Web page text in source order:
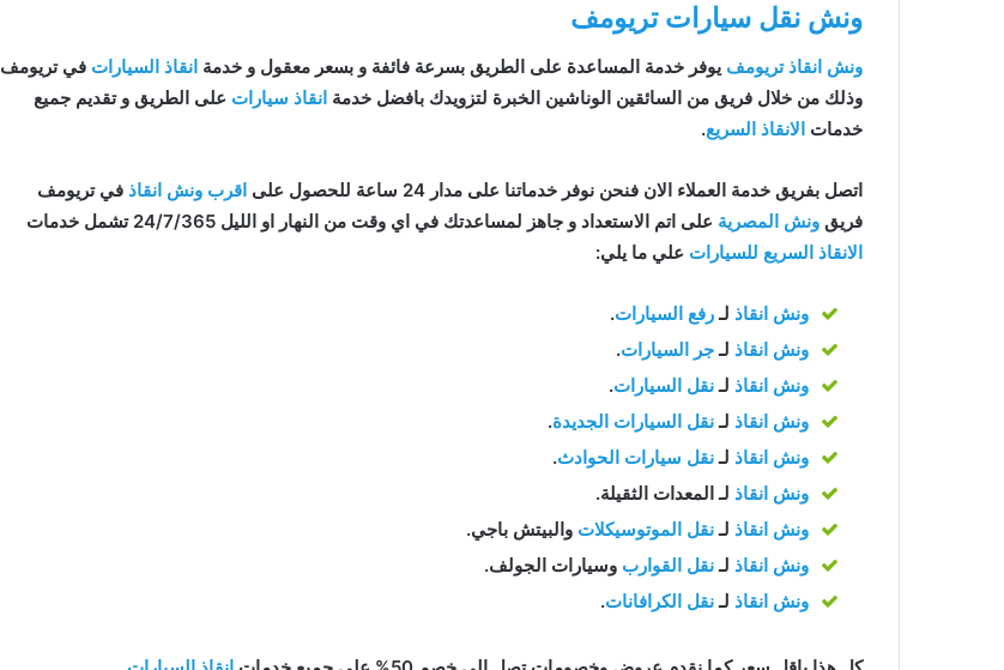
ونش نقل سيارات تريومف
ونش انقاذ تريومف يوفر خدمة المساعدة على الطريق بسرعة فائفة و بسعر معقول و خدمة انقاذ السيارات في تريومف
وذلك من خلال فريق من السائقين الوناشين الخبرة لتزويدك بافضل خدمة انقاذ سيارات على الطريق و تقديم جميع
خدمات الانقاذ السريع.
اتصل بفريق خدمة العملاء الان فنحن نوفر خدماتنا على مدار 24 ساعة للحصول على اقرب ونش انقاذ في تريومف
فريق ونش المصرية على اتم الاستعداد و جاهز لمساعدتك في اي وقت من النهار او الليل 24/7/365 تشمل خدمات
الانقاذ السريع للسيارات علي ما يلي:
ونش انقاذ لـرفع السيارات.
ونش انقاذ لـجر السيارات.
ونش انقاذ لـنقل السيارات.
ونش انقاذ لـنقل السيارات الجديدة.
ونش انقاذ لـنقل سيارات الحوادث.
ونش انقاذ لـ المعدات الثقيلة.
ونش انقاذ لـنقل الموتوسيكلات والبيتش باجي.
ونش انقاذ لـنقل القوارب وسيارات الجولف.
ونش انقاذ لـنقل الكرافانات.